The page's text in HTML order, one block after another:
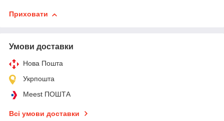
Приховати
Умови доставки
Нова Пошта
Укрпошта
Meest ПОШТА
Всі умови доставки